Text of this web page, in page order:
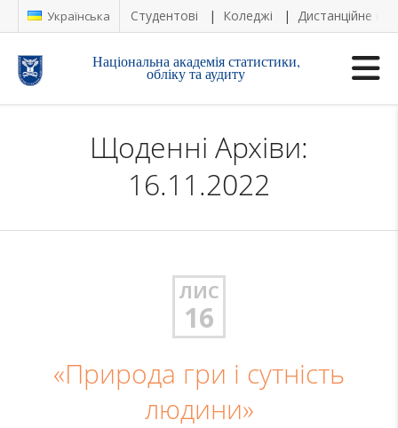
Українська Студентові Коледжі Дистанційне
Національна академія статистики,
обліку та аудиту
Щоденні Архіви:
16.11.2022
ЛИС
16
«Природа гри і сутність
людини»